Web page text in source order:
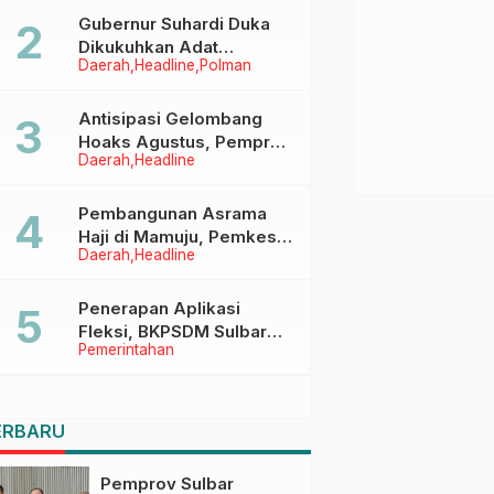
Menggapai Cita-Cita
Daerah Headline Polman
Gubernur Suhardi Duka
Dikukuhkan Adat
Balanipa, Raih Gelar Sulo
Daerah Headline
Antisipasi Gelombang
Hoaks Agustus, Pemprov
Sulbar Ajak Warga Jaga
Daerah Headline
Pembangunan Asrama
Haji di Mamuju, Pemkesra
dan Kementerian Haji
Pemerintahan
Penerapan Aplikasi
Fleksi, BKPSDM Sulbar
Dorong Transformasi
Pemprov Sulbar